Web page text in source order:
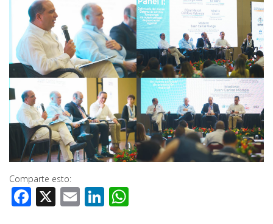
Comparte esto:
Facebook
X EmailLinkedIn